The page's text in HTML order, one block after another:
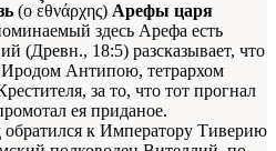
(ο ε̉θνάρχης) Арефы царя
здесь Арефа есть
(Древн., 18:5) разсказывает, что
Иродом Антипою, тетрархом
за то, что тот прогнал
ея приданое.
к Императору Тиверию